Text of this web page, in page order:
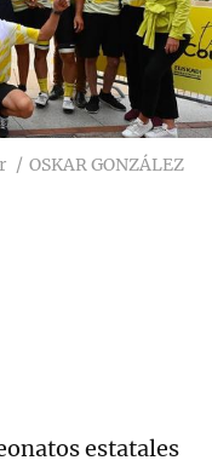
OSKAR GONZÁLEZ
estatales